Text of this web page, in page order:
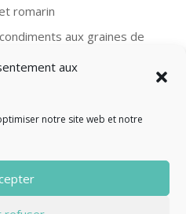
aux
notre site web et notre
romarin
aux graines de
Ottolenghi
légales
confidentialité